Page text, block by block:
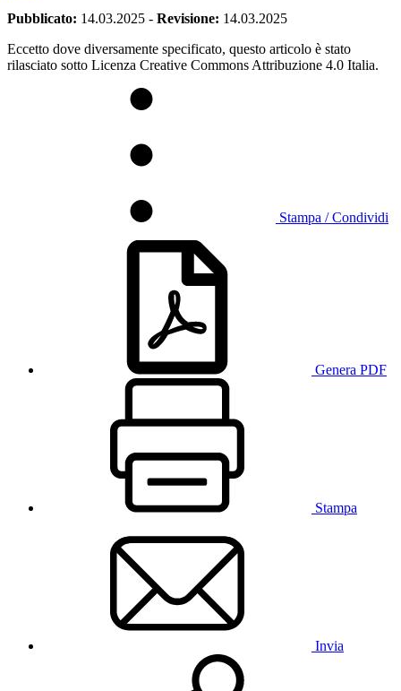
Pubblicato: 14.03.2025 - Revisione: 14.03.2025
Eccetto dove diversamente specificato, questo articolo è stato
rilasciato sotto Licenza Creative Commons Attribuzione 4.0 Italia.
Stampa / Condividi
Genera PDF
Stampa
Invia